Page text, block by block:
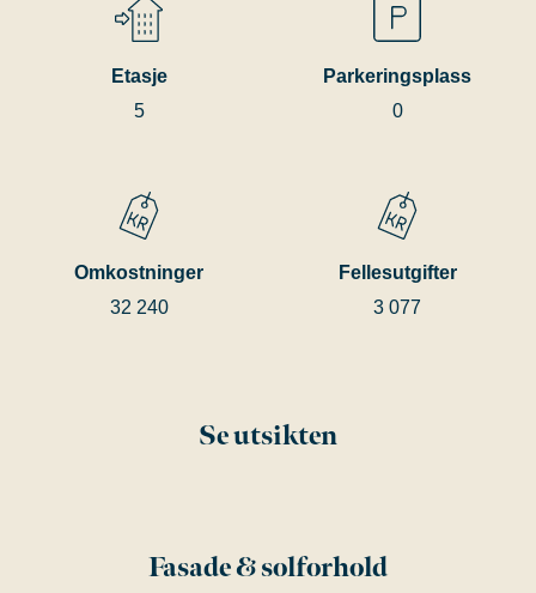
Etasje
5
Parkeringsplass
0
Omkostninger
32 240
Fellesutgifter
3 077
Se utsikten
Fasade & solforhold